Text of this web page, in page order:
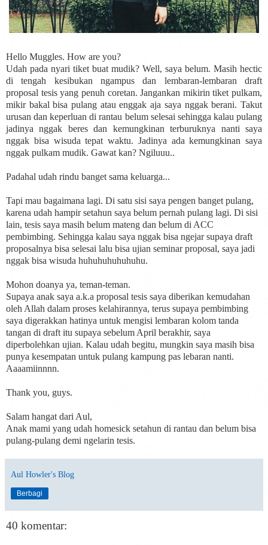
Hello Muggles. How are you?
Udah pada nyari tiket buat mudik? Well, saya belum. Masih hectic
di tengah kesibukan ngampus dan lembaran-lembaran draft
proposal tesis yang penuh coretan. Jangankan mikirin tiket pulkam,
mikir bakal bisa pulang atau enggak aja saya nggak berani. Takut
urusan dan keperluan di rantau belum selesai sehingga kalau pulang
jadinya nggak beres dan kemungkinan terburuknya nanti saya
nggak bisa wisuda tepat waktu. Jadinya ada kemungkinan saya
nggak pulkam mudik. Gawat kan? Ngiluuu..
Padahal udah rindu banget sama keluarga...
Tapi mau bagaimana lagi. Di satu sisi saya pengen banget pulang,
karena udah hampir setahun saya belum pernah pulang lagi. Di sisi
lain, tesis saya masih belum mateng dan belum di ACC
pembimbing. Sehingga kalau saya nggak bisa ngejar supaya draft
proposalnya bisa selesai lalu bisa ujian seminar proposal, saya jadi
nggak bisa wisuda huhuhuhuhuhuhu.
Mohon doanya ya, teman-teman.
Supaya anak saya a.k.a proposal tesis saya diberikan kemudahan
oleh Allah dalam proses kelahirannya, terus supaya pembimbing
saya digerakkan hatinya untuk mengisi lembaran kolom tanda
tangan di draft itu supaya sebelum April berakhir, saya
diperbolehkan ujian. Kalau udah begitu, mungkin saya masih bisa
punya kesempatan untuk pulang kampung pas lebaran nanti.
Aaaamiinnnn.
Thank you, guys.
Salam hangat dari Aul,
Anak mami yang udah homesick setahun di rantau dan belum bisa
pulang-pulang demi ngelarin tesis.
Aul Howler's Blog
Berbagi
40 komentar: